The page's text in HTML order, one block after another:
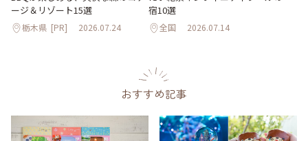
ージ＆リゾート15選
栃木県 [PR] 2026.07.24
宿10選
全国 2026.07.14
おすすめ記事